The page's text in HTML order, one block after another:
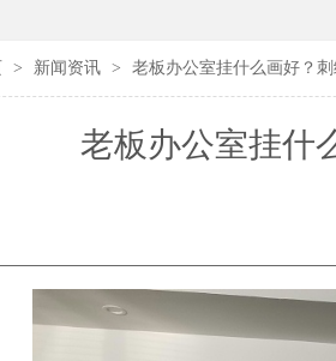
> 新闻资讯 > 老板办公室挂什么画好？
老板办公室挂什